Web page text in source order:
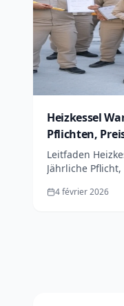
Heizkessel
Pflichten,
Leitfaden
Jährliche Pflicht,
wissen.
4 février 2026